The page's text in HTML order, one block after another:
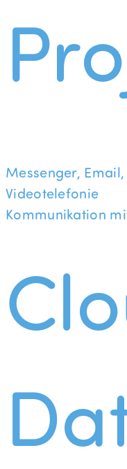
Messenger, Email,
Videotelefonie
Kommunikation